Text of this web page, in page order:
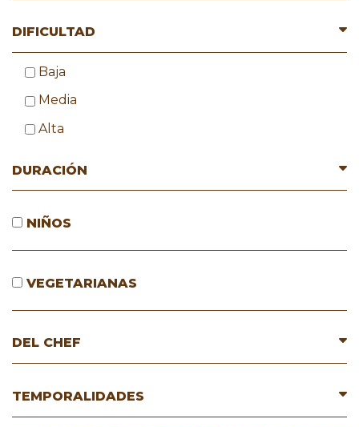
DIFICULTAD
Baja
Media
Alta
DURACIÓN
NIÑOS
VEGETARIANAS
DEL CHEF
TEMPORALIDADES